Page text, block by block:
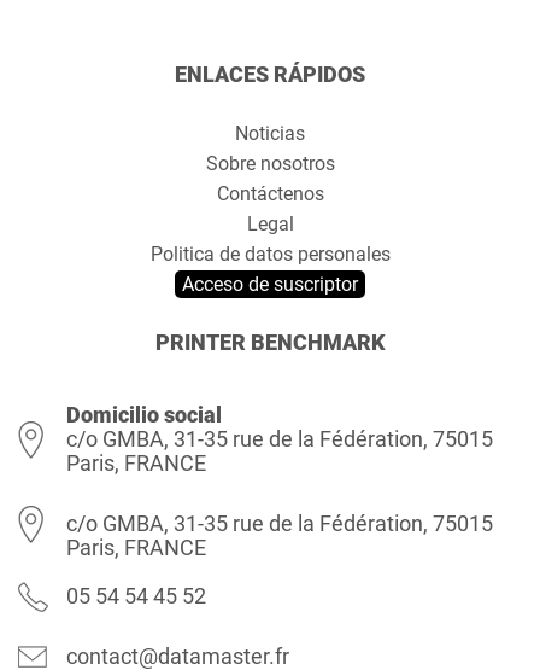
ENLACES RÁPIDOS
Noticias
Sobre nosotros
Contáctenos
Legal
Politica de datos personales
Acceso de suscriptor
PRINTER BENCHMARK
Domicilio social
c/o GMBA, 31-35 rue de la Fédération, 75015
Paris, FRANCE
c/o GMBA, 31-35 rue de la Fédération, 75015
Paris, FRANCE
05 54 54 45 52
contact@datamaster.fr